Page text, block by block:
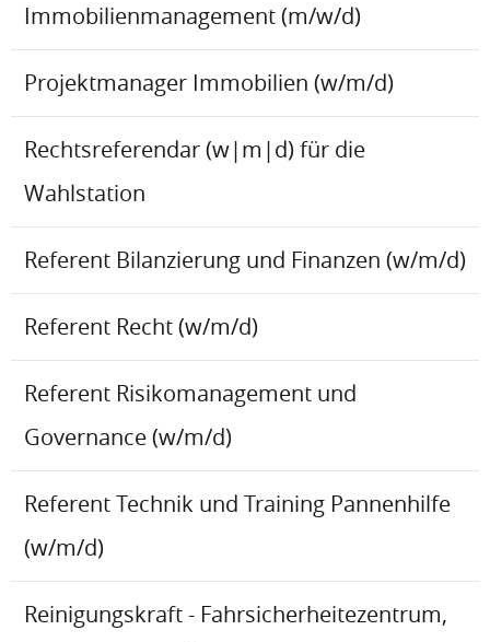
Immobilienmanagement (m/w/d)
Projektmanager Immobilien (w/m/d)
Rechtsreferendar (w|m|d) für die
Wahlstation
Referent Bilanzierung und Finanzen (w/m/d)
Referent Recht (w/m/d)
Referent Risikomanagement und
Governance (w/m/d)
Referent Technik und Training Pannenhilfe
(w/m/d)
Reinigungskraft - Fahrsicherheitezentrum,